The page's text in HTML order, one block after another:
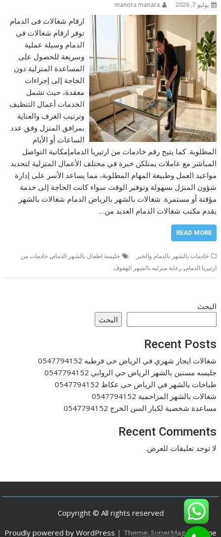
يوليو 7, 2026 manora manara
ارقام شغالات فى الدمام
توفر ارقام شغالات في
الدمام وسيلة عملية
وسريعة للحصول على
المساعدة المنزلية دون
الحاجة إلى إجراءات
معقدة، حيث تشمل
الخدمات أعمال التنظيف
وترتيب الغرف والعناية
بمرافق المنزل وفق عدد
الساعات أو الأيام
المطلوبة. كما يتيح رقم خادمات من ارتيريا الدمامإمكانية التواصل
المباشر مع عاملات يمتلكن خبرة في مختلف الأعمال المنزلية لتحديد
مواعيد العمل وطبيعة المهام المطلوبة، مما يساعد الأسر على إدارة
شؤون المنزل بسهولة وتوفير الوقت سواء كانت الحاجة إلى خدمة
مؤقتة أو مستمرة. شغالات بالشهر بالرياض الدمام شغالات بالشهر
يقدم مكتب شغالات الدمام العديد من…
READ MORE
خادمات بالشهر بالدمام والخبر جليسة اطفال بالشهر الدمام,خادمات من
ارتيريا الدمام, رعاية منزليه بالشهر الهفوف
البحث
البحث
Recent Posts
شغالات ايجار شهري في الرياض حى قرطبه 0547794152
جليسه مسنين بالشهر الرياض حي الروابي 0547794152
طباخات بالشهر في الرياض حى عكاظ 0547794152
شغالات بالشهر المزاحمية 0547794152
مساعدة شخصية لكبار السن الخرج 0547794152
Recent Comments
لا توجد تعليقات للعرض.
Copyright © All rights reserved
Proudly powered by WordPress | Theme: SuperMag by Acme